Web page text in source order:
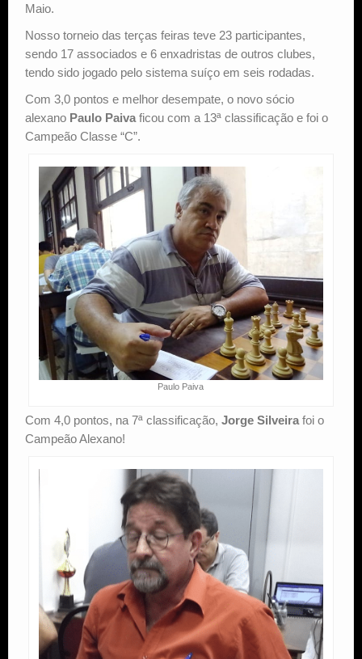
Maio.
Nosso torneio das terças feiras teve 23 participantes,
sendo 17 associados e 6 enxadristas de outros clubes,
tendo sido jogado pelo sistema suíço em seis rodadas.
Com 3,0 pontos e melhor desempate, o novo sócio
alexano Paulo Paiva ficou com a 13ª classificação e foi o
Campeão Classe “C”.
Paulo Paiva
Com 4,0 pontos, na 7ª classificação, Jorge Silveira foi o
Campeão Alexano!